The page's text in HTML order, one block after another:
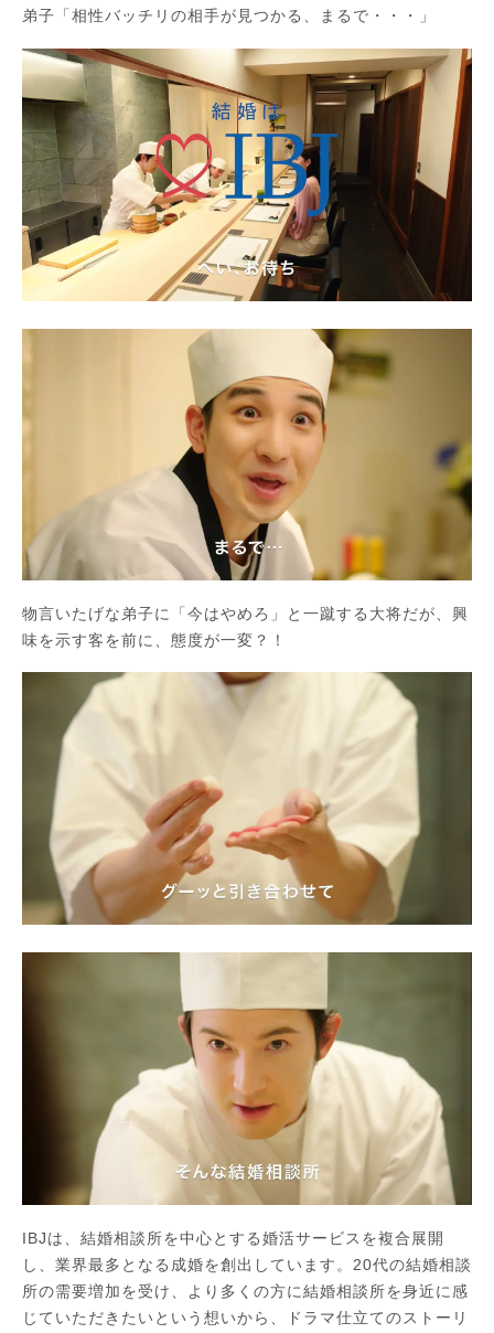
弟子「相性バッチリの相手が見つかる、まるで・・・」
物言いたげな弟子に「今はやめろ」と一蹴する大将だが、興
味を示す客を前に、態度が一変？！
IBJは、結婚相談所を中心とする婚活サービスを複合展開
し、業界最多となる成婚を創出しています。20代の結婚相談
所の需要増加を受け、より多くの方に結婚相談所を身近に感
じていただきたいという想いから、ドラマ仕立てのストーリ